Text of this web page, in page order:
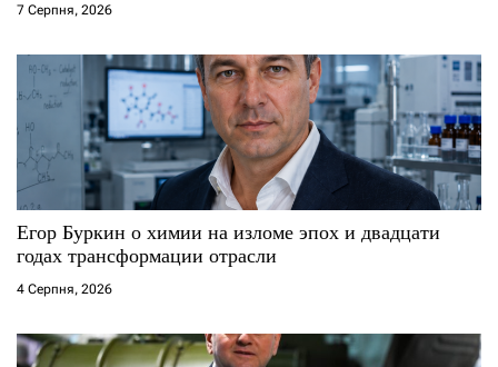
7 Серпня, 2026
Егор Буркин о химии на изломе эпох и двадцати
годах трансформации отрасли
4 Серпня, 2026